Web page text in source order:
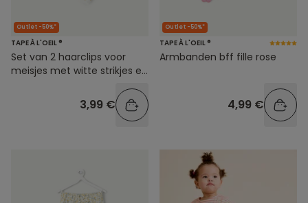
Outlet -50%*
TAPE À L'OEIL ®
Set van 2 haarclips voor
meisjes met witte strikjes en
3,99 €
Outlet -50%*
TAPE À L'OEIL ®
Armbanden bff fille rose
4,99 €